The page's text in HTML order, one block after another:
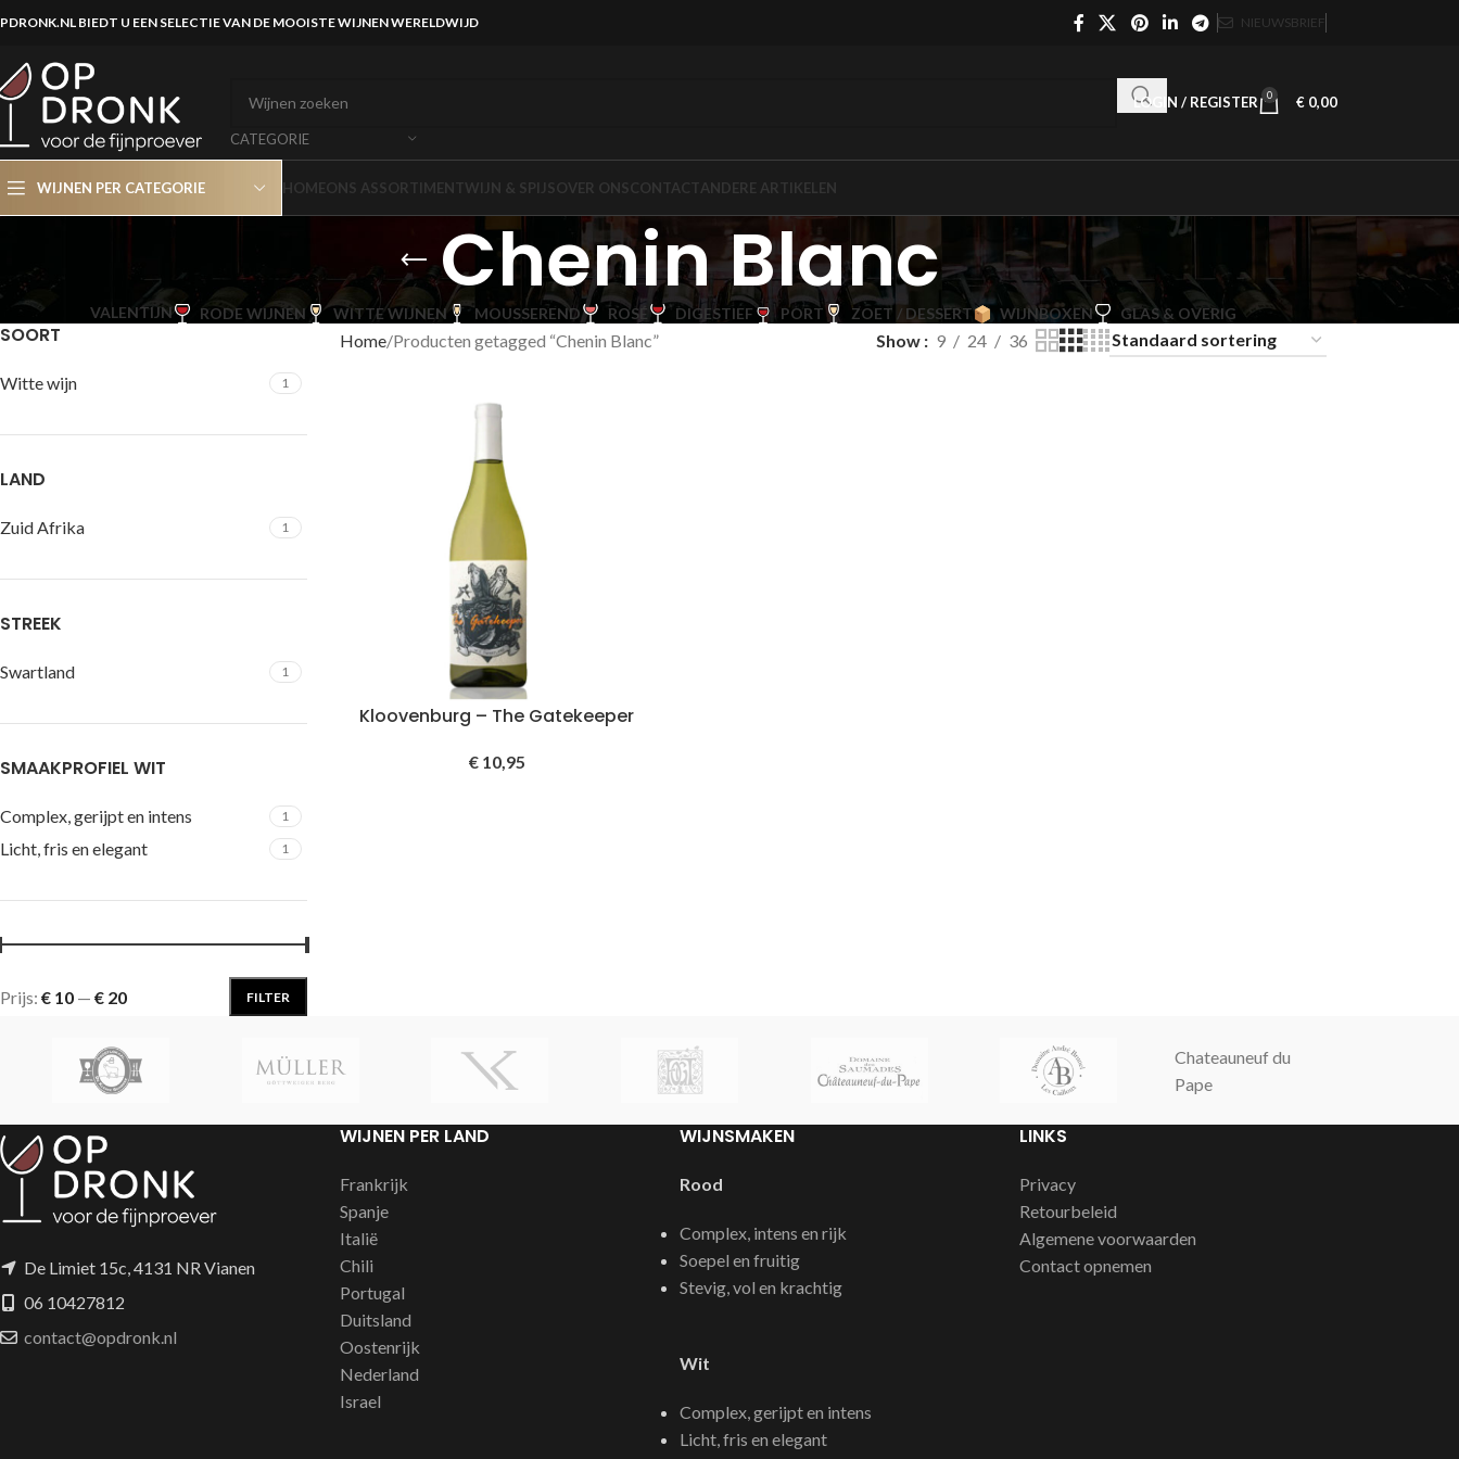
BIEDT U EEN SELECTIE VAN DE MOOISTE WIJNEN WERELDWIJD NIEUWSBRIEF
CATEGORIE
LOGIN / REGISTER 0 € 0,00
WIJNEN PER CATEGORIE HOMEONS ASSORTIMENTWIJN & SPIJSOVER ONSCONTACTANDERE ARTIKELEN
Chenin Blanc
VALENTIJN RODE WIJNEN WITTE WIJNEN MOUSSEREND ROSÉ DIGESTIEF PORT ZOET / DESSERT WIJNBOXEN GLAS & OVERIG
SOORT
Witte wijn 1
LAND
Zuid Afrika 1
STREEK
Swartland 1
SMAAKPROFIEL WIT
Complex, gerijpt en intens 1
Licht, fris en elegant 1
FILTER
Prijs: € 10 — € 20
Home Producten getagged “Chenin Blanc” Show 9 24 36
Kloovenburg – The Gatekeeper
€10,95
Chateauneuf du
Pape
De Limiet 15c, 4131 NR Vianen
06 10427812
contact@opdronk.nl
WIJNEN PER LAND
Frankrijk
Spanje
Italië
Chili
Portugal
Duitsland
Oostenrijk
Nederland
Israel
WIJNSMAKEN
Rood
Complex, intens en rijk
Soepel en fruitig
Stevig, vol en krachtig
Wit
Complex, gerijpt en intens
Licht, fris en elegant
LINKS
Privacy
Retourbeleid
Algemene voorwaarden
Contact opnemen